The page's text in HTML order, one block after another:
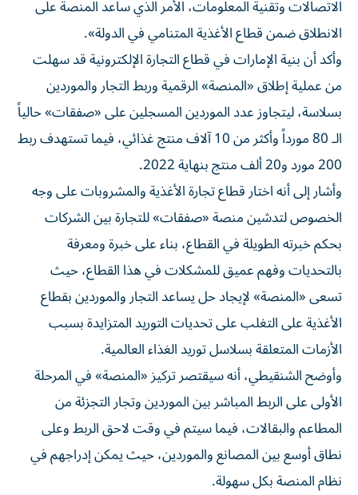
الاتصالات وتقنية المعلومات، الأمر الذي ساعد المنصة على
الانطلاق ضمن قطاع الأغذية المتنامي في الدولة».
وأكد أن بنية الإمارات في قطاع التجارة الإلكترونية قد سهلت
من عملية إطلاق «المنصة» الرقمية وربط التجار والموردين
بسلاسة، ليتجاوز عدد الموردين المسجلين على «صفقات» حالياً
الـ 80 مورداً وأكثر من 10 آلاف منتج غذائي، فيما تستهدف ربط
200 مورد و20 ألف منتج بنهاية 2022.
وأشار إلى أنه اختار قطاع تجارة الأغذية والمشروبات على وجه
الخصوص لتدشين منصة «صفقات» للتجارة بين الشركات
بحكم خبرته الطويلة في القطاع، بناء على خبرة ومعرفة
بالتحديات وفهم عميق للمشكلات في هذا القطاع، حيث
تسعى «المنصة» لإيجاد حل يساعد التجار والموردين بقطاع
الأغذية على التغلب على تحديات التوريد المتزايدة بسبب
الأزمات المتعلقة بسلاسل توريد الغذاء العالمية.
وأوضح الشنقيطي، أنه سيقتصر تركيز «المنصة» في المرحلة
الأولى على الربط المباشر بين الموردين وتجار التجزئة من
المطاعم والبقالات، فيما سيتم في وقت لاحق الربط وعلى
نطاق أوسع بين المصانع والموردين، حيث يمكن إدراجهم في
نظام المنصة بكل سهولة.